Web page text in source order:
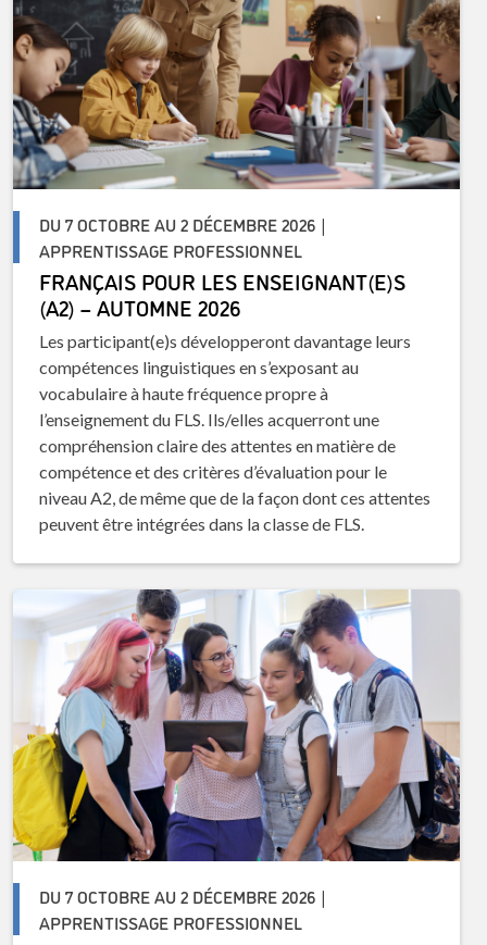
DU 7 OCTOBRE AU 2 DÉCEMBRE 2026 |
APPRENTISSAGE PROFESSIONNEL
FRANÇAIS POUR LES ENSEIGNANT(E)S
(A2) – AUTOMNE 2026
Les participant(e)s développeront davantage leurs
compétences linguistiques en s’exposant au
vocabulaire à haute fréquence propre à
l’enseignement du FLS. Ils/elles acquerront une
compréhension claire des attentes en matière de
compétence et des critères d’évaluation pour le
niveau A2, de même que de la façon dont ces attentes
peuvent être intégrées dans la classe de FLS.
DU 7 OCTOBRE AU 2 DÉCEMBRE 2026 |
APPRENTISSAGE PROFESSIONNEL